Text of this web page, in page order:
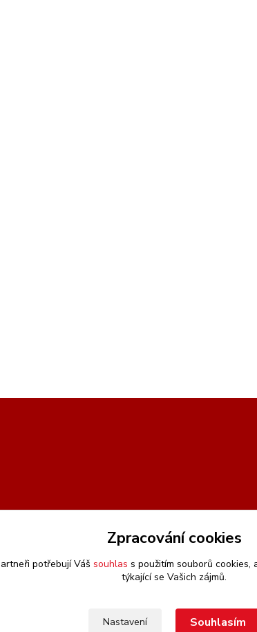
Zpracování cookies
potřebují Váš souhlas s použitím souborů cookies,
týkající se Vašich zájmů.
Nastavení Souhlasím